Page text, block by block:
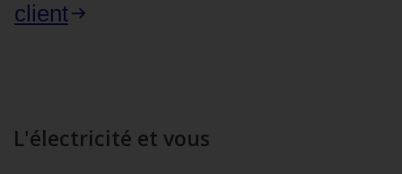
client
L'électricité et vous